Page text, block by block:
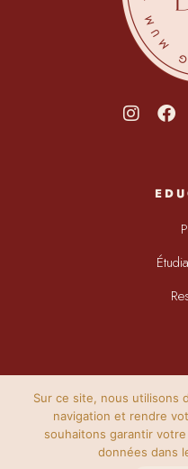
Sur ce site, nous utilisons
navigation et rendre
souhaitons garantir
données dans